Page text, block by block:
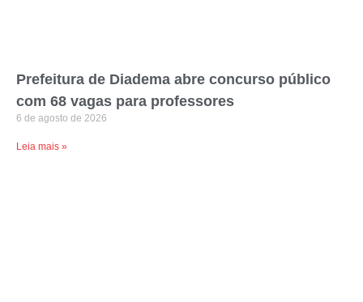
Prefeitura de Diadema abre concurso público
com 68 vagas para professores
6 de agosto de 2026
Leia mais »